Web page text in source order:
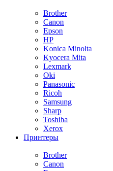
Brother
Canon
Epson
HP
Konica Minolta
Kyocera Mita
Lexmark
Oki
Panasonic
Ricoh
Samsung
Sharp
Toshiba
Xerox
Принтеры
Brother
Canon